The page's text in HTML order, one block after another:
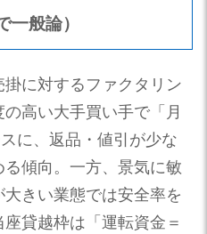
一般論）
に対するファクタリン
高い大手買い手で「月
に、返品・値引が少な
傾向。一方、景気に敏
きい業態では安全率を
貸越枠は「運転資金＝